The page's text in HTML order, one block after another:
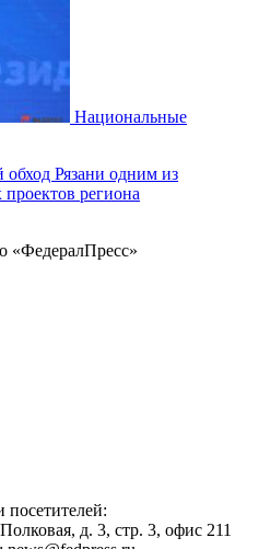
Национальные
Рязани одним из
региона
«ФедералПресс»
посетителей:
д. 3, стр. 3, офис 211